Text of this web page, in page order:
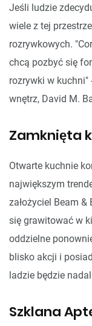
Jeśli ludzie
wiele z tej
rozrywkowych.
chcą pozbyć się
rozrywki w kuchni"
wnętrz, David M.
Zamknięta
Otwarte kuchnie
największym
założyciel Beam
się grawitować w
oddzielne
blisko akcji i
ladzie będzie
Szklana